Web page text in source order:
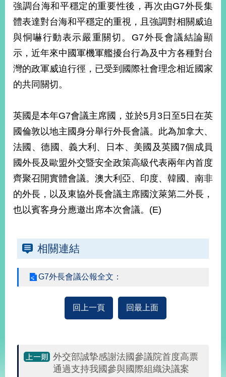
開
民
服
本
關
網
站
部
信
箱
粉
專
頁
APPYouTube
料
開
強調台海和平穩定的重要性後，再次由G7外長集
體表達對台海和平穩定的重視，且強調對相關威迫
與恫嚇行動表示嚴重關切。G7外長會議結論顯
示，近年來中國軍機軍艦擾台行為及中方各種對台
灣的政軍威迫行徑，已受到國際社會理念相近國家
的共同關切。
英國是本年G7會議主席國，並於5月3日至5日在英
國倫敦以地主國身分舉行外長會議。此為加拿大、
法國、德國、義大利、日本、美國及英國7個成員
國外長及歐盟外交暨安全政策高級代表兩年內首度
齊聚召開實體會議。澳大利亞、印度、韓國、南非
的外長，以及東協外長會議主席國汶萊第二外長，
也以賓客身分應邀出席本次會議。(E)
相關連結
G7外長會議公報全文：
回上一頁 回最上面
外交部誠摯感謝法國參議院首度高票
通過支持我國參與國際組織決議案